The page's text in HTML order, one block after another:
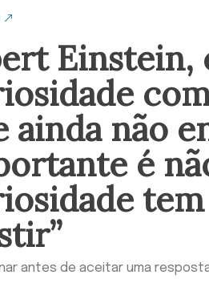
Einstein,
ainda não
é
antes de aceitar uma